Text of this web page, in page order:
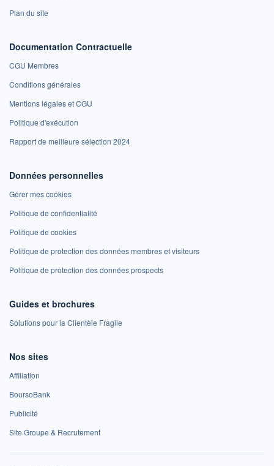
Plan du site
Documentation Contractuelle
CGU Membres
Conditions générales
Mentions légales et CGU
Politique d'exécution
Rapport de meilleure sélection 2024
Données personnelles
Gérer mes cookies
Politique de confidentialité
Politique de cookies
Politique de protection des données membres et visiteurs
Politique de protection des données prospects
Guides et brochures
Solutions pour la Clientèle Fragile
Nos sites
Affiliation
BoursoBank
Publicité
Site Groupe & Recrutement